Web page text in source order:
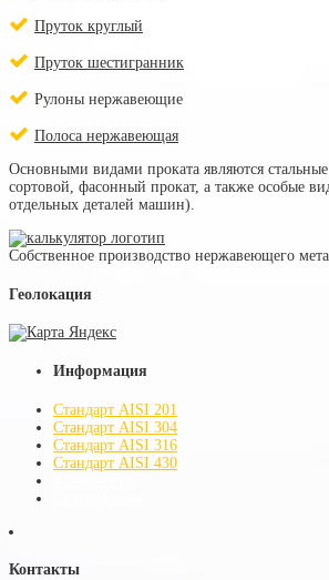
Пруток круглый
Пруток шестигранник
Рулоны нержавеющие
Полоса нержавеющая
Основными видами проката являются
сортовой, фасонный прокат, а также особые
отдельных деталей машин).
Собственное производство нержавеющего
Геолокация
Информация
Стандарт AISI 201
Стандарт AISI 304
Стандарт AISI 316
Стандарт AISI 430
Контакты